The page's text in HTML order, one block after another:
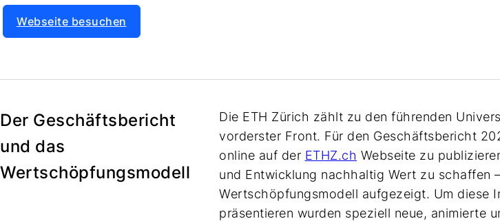
Webseite besuchen
Der Geschäftsbericht
und das
Wertschöpfungsmodell
Die ETH Zürich zählt zu den führenden
vorderster Front. Für den Geschäftsbericht
online auf der ETHZ.ch Webseite zu
und Entwicklung nachhaltig Wert zu schaffen
Wertschöpfungsmodell aufgezeigt. Um diese
präsentieren wurden speziell neue, animierte